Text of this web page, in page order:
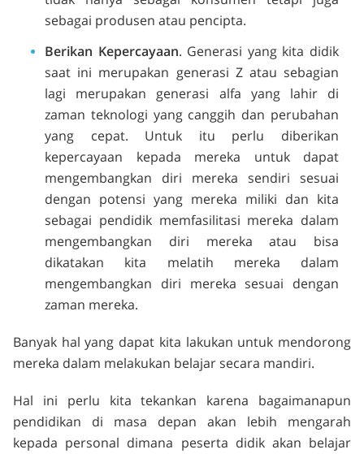
sebagai produsen atau pencipta.
Berikan Kepercayaan. Generasi yang kita didik
saat ini merupakan generasi Z atau sebagian
lagi merupakan generasi alfa yang lahir di
zaman teknologi yang canggih dan perubahan
yang cepat. Untuk itu perlu diberikan
kepercayaan kepada mereka untuk dapat
mengembangkan diri mereka sendiri sesuai
dengan potensi yang mereka miliki dan kita
sebagai pendidik memfasilitasi mereka dalam
mengembangkan diri mereka atau bisa
dikatakan kita melatih mereka dalam
mengembangkan diri mereka sesuai dengan
zaman mereka.
Banyak hal yang dapat kita lakukan untuk mendorong
mereka dalam melakukan belajar secara mandiri.
Hal ini perlu kita tekankan karena bagaimanapun
pendidikan di masa depan akan lebih mengarah
kepada personal dimana peserta didik akan belajar